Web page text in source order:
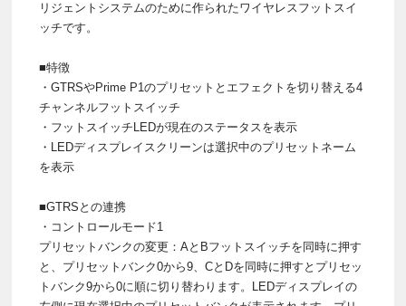
リジェントシステムのために作られたワイヤレスフットスイ
ッチです。
■特徴
・GTRSやPrime P1のプリセットとエフェクトを切り替える4
チャンネルフットスイッチ
・フットスイッチLEDが現在のステータスを表示
・LEDディスプレイスクリーンは選択中のプリセットネーム
を表示
■GTRSとの連携
・コントロールモード1
プリセットバンクの変更：AとBフットスイッチを同時に押す
と、プリセットバンク0から9、CとDを同時に押すとプリセッ
トバンク9から0に順に切り替わります。LEDディスプレイの